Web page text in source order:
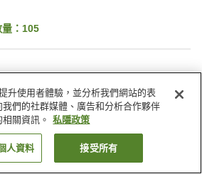
： 105
富士吉田 Re:link 酒店
找客房
升使用者體驗，並分析我們網站的表
們的社群媒體、廣告和分析合作夥伴
關資訊。
私隱政策
人資料 接受所有